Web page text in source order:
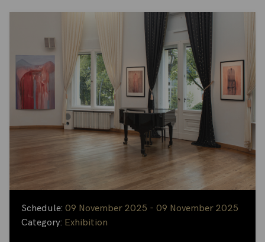
Schedule: 09 November 2025 - 09 November 2025
Category: Exhibition